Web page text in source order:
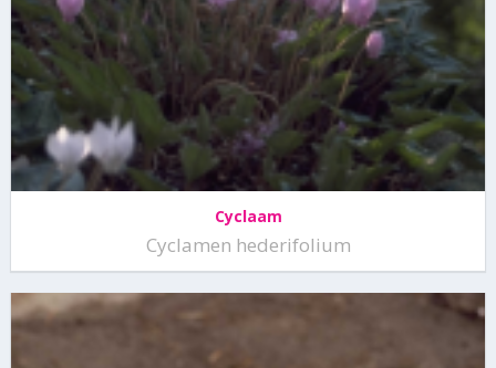
Cyclaam
Cyclamen hederifolium